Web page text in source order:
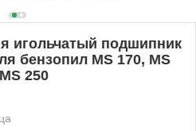
игольчатый подшипник
бензопил MS 170, MS
250